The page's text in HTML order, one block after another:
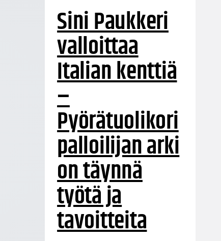
Sini Paukkeri
valloittaa
Italian kenttiä
–
Pyörätuolikori
palloilijan arki
on täynnä
työtä ja
tavoitteita